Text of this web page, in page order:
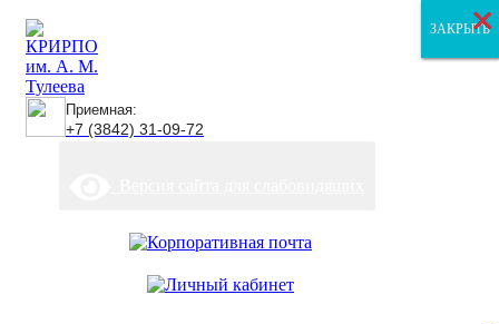
Приемная:
+7 (3842) 31-09-72
ЗАКРЫТЬ
ЗАКРЫТЬ
ЗАКРЫТЬ
×
×
×